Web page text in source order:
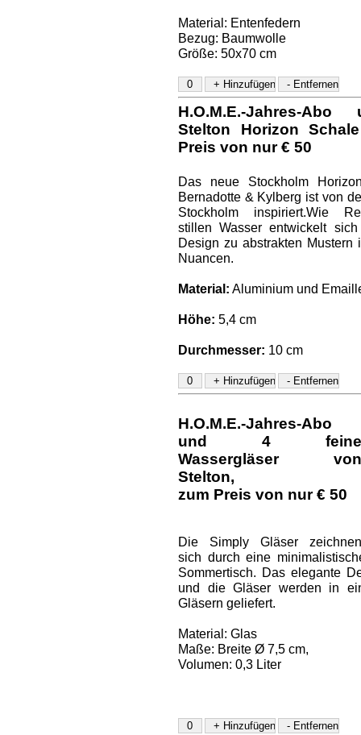
Material: Entenfedern
Bezug: Baumwolle
Größe: 50x70 cm
H.O.M.E.-Jahres-
Stelton Horizon
Preis von nur € 50
Das neue Stockholm
Bernadotte & Kylberg ist von
Stockholm inspiriert.Wie
stillen Wasser entwickelt
Design zu abstrakten Mustern
Nuancen.
Material: Aluminium und
Höhe: 5,4 cm
Durchmesser: 10 cm
H.O.M.E.-Jahres-Abo
und 4 feine
Wassergläser von
Stelton,
zum Preis von nur € 50
Die Simply Gläser zeichnen
sich durch eine
Sommertisch. Das elegante
und die Gläser werden in
Gläsern geliefert.
Material: Glas
Maße: Breite Ø 7,5 cm,
Volumen: 0,3 Liter